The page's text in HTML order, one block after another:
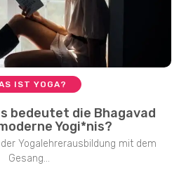
IST YOGA?
bedeutet die Bhagavad
Yogi*nis?
Yogalehrerausbildung mit dem
Gesang...